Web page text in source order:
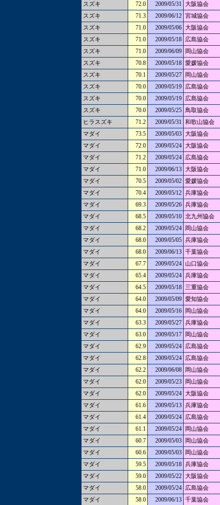
スズキ 72.0 2009/05/31 大阪協会
スズキ
71.3 2009/06/12 宮城協会
スズキ
71.0 2009/05/06 大阪協会
スズキ
71.0 2009/05/18 広島協会
スズキ
71.0 2009/06/09
岡山協会
スズキ
70.8 2009/05/18 愛媛協会
スズキ
70.1 2009/05/27
岡山協会
スズキ
70.0 2009/05/19 広島協会
スズキ
70.0 2009/05/19 広島協会
スズキ
70.0 2009/05/25 鳥取協会
ヒラスズキ
71.2 2009/05/31 和歌山協会
マダイ
73.5 2009/05/03 大阪協会
マダイ
72.0 2009/05/24 大阪協会
マダイ
71.2 2009/05/24 広島協会
マダイ
71.0 2009/06/13 大阪協会
マダイ
70.5 2009/05/02 愛媛協会
マダイ
70.4 2009/05/12 兵庫協会
マダイ
69.3 2009/05/26 兵庫協会
マダイ
68.5 2009/05/10 北九州協会
マダイ
68.2 2009/05/24
岡山協会
マダイ
68.0 2009/05/05 兵庫協会
マダイ
68.0 2009/06/13 千葉協会
マダイ
67.7 2009/05/24 山口協会
マダイ
65.4 2009/05/24 兵庫協会
マダイ
64.5 2009/05/18 三重協会
マダイ
64.0 2009/05/09 愛知協会
マダイ
64.0 2009/05/16
岡山協会
マダイ
63.3 2009/05/27 兵庫協会
マダイ
63.0 2009/05/17
岡山協会
マダイ
62.9 2009/05/24 広島協会
マダイ
62.8 2009/05/24 広島協会
マダイ
62.2 2009/06/08
岡山協会
マダイ
62.0 2009/05/23
岡山協会
マダイ
62.0 2009/05/24 大阪協会
マダイ
61.6 2009/05/13 兵庫協会
マダイ
61.4 2009/05/24 広島協会
マダイ
61.1 2009/05/24
岡山協会
マダイ
60.7 2009/05/03
岡山協会
マダイ
60.6 2009/05/03
岡山協会
マダイ
59.5 2009/05/18 兵庫協会
マダイ
59.0 2009/05/22 大阪協会
マダイ
58.0 2009/05/24 広島協会
マダイ
58.0 2009/06/13 千葉協会